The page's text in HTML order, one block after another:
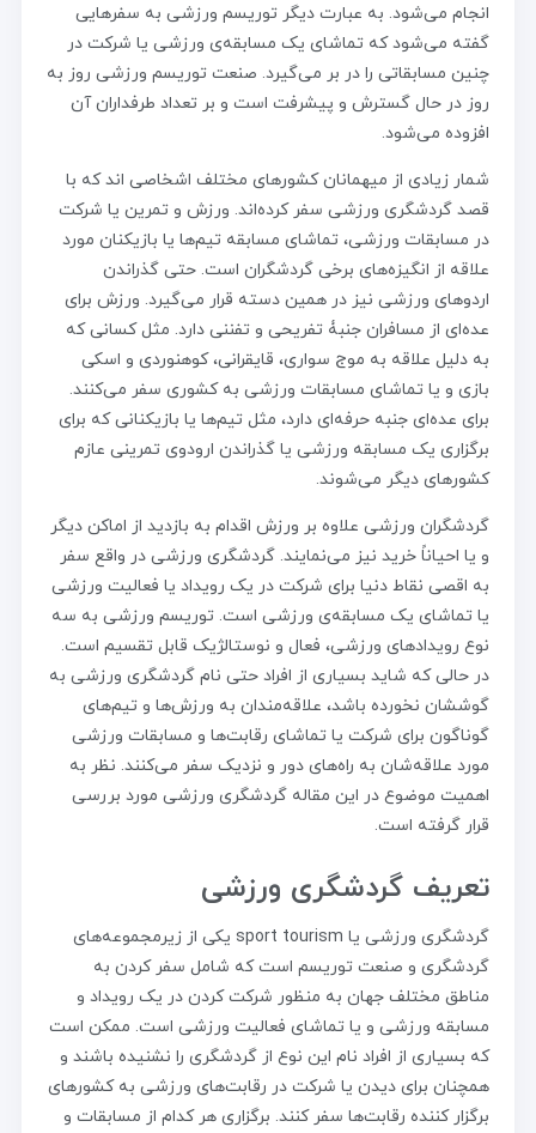
انجام می‌شود. به عبارت دیگر توریسم ورزشی به سفرهایی
گفته می‌شود که تماشای یک مسابقه‌ی ورزشی یا شرکت در
چنین مسابقاتی را در بر می‌گیرد. صنعت توریسم ورزشی روز به
روز در حال گسترش و پیشرفت است و بر تعداد طرفداران آن
افزوده می‌شود.
شمار زیادی از میهمانان کشورهای مختلف اشخاصی اند که با
قصد گردشگری ورزشی سفر کرده‌اند. ورزش و تمرین یا شرکت
در مسابقات ورزشی، تماشای مسابقه تیم‌ها یا بازیکنان مورد
علاقه از انگیزه‌های برخی گردشگران است. حتی گذراندن
اردوهای ورزشی نیز در همین دسته قرار می‌گیرد. ورزش برای
عده‌ای از مسافران جنبۀ تفریحی و تفننی دارد. مثل کسانی که
به دلیل علاقه به موج سواری، قایقرانی، کوهنوردی و اسکی
بازی و یا تماشای مسابقات ورزشی به کشوری سفر می‌کنند.
برای عده‌ای جنبه حرفه‌ای دارد، مثل تیم‌ها یا بازیکنانی که برای
برگزاری یک مسابقه ورزشی یا گذراندن ارودوی تمرینی عازم
کشورهای دیگر می‌شوند.
گردشگران ورزشی علاوه بر ورزش اقدام به بازدید از اماکن دیگر
و یا احیاناً خرید نیز می‌نمایند. گردشگری ورزشی در واقع سفر
به اقصی نقاط دنیا برای شرکت در یک رویداد یا فعالیت ورزشی
یا تماشای یک مسابقه‌ی ورزشی است. توریسم ورزشی به سه
نوع رویدادهای ورزشی، فعال و نوستالژیک قابل تقسیم است.
در حالی که شاید بسیاری از افراد حتی نام گردشگری ورزشی به
گوششان نخورده باشد، علاقه‌مندان به ورزش‌ها و تیم‌های
گوناگون برای شرکت یا تماشای رقابت‌ها و مسابقات ورزشی
مورد علاقه‌شان به راه‌های دور و نزدیک سفر می‌کنند. نظر به
اهمیت موضوع در این مقاله گردشگری ورزشی مورد بررسی
قرار گرفته است.
تعریف گردشگری ورزشی
گردشگری ورزشی یا sport tourism یکی از زیرمجموعه‌های
گردشگری و صنعت توریسم است که شامل سفر کردن به
مناطق مختلف جهان به منظور شرکت کردن در یک رویداد و
مسابقه ورزشی و یا تماشای فعالیت ورزشی است. ممکن است
که بسیاری از افراد نام این نوع از گردشگری را نشنیده باشند و
همچنان برای دیدن یا شرکت در رقابت‌های ورزشی به کشورهای
برگزار کننده رقابت‌ها سفر کنند. برگزاری هر کدام از مسابقات و